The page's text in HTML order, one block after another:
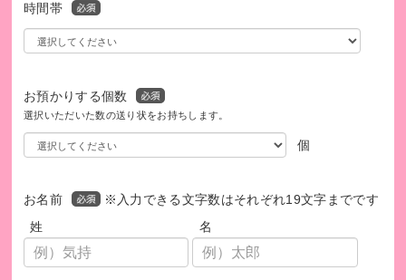
時間帯
お預かりする個数
選択いただいた数の送り状をお持ちします。
個
お名前
※入力できる文字数はそれぞれ19文字までです
姓
名